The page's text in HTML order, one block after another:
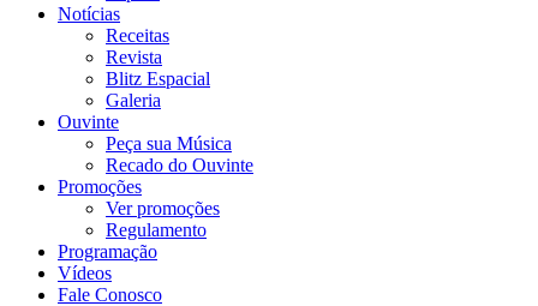
Notícias
Receitas
Revista
Blitz Espacial
Galeria
Ouvinte
Peça sua Música
Recado do Ouvinte
Promoções
Ver promoções
Regulamento
Programação
Vídeos
Fale Conosco